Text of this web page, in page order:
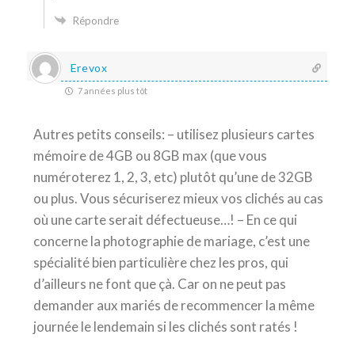
Répondre
Erevox
7 années plus tôt
Autres petits conseils: – utilisez plusieurs cartes
mémoire de 4GB ou 8GB max (que vous
numéroterez 1, 2, 3, etc) plutôt qu’une de 32GB
ou plus. Vous sécuriserez mieux vos clichés au cas
où une carte serait défectueuse…! – En ce qui
concerne la photographie de mariage, c’est une
spécialité bien particulière chez les pros, qui
d’ailleurs ne font que çà. Car on ne peut pas
demander aux mariés de recommencer la même
journée le lendemain si les clichés sont ratés !